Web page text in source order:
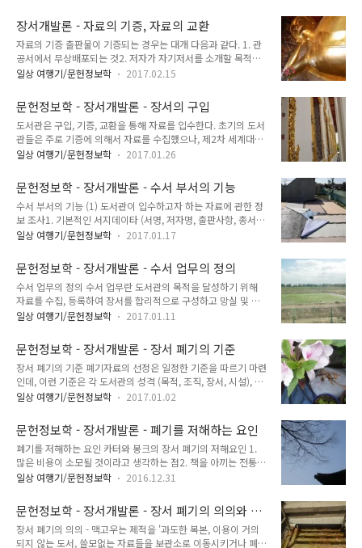
하면 장서는 선대의 정신문화와 교감하고, 당대의 지식세계를 이
해하며, 후대의 학습..
대학도서관의 경우 대개 방학을 이용해 실시- 장서수가 많은 도
서관에서는 주제분야별로 부분적인 점검을 실시하기도 함 - 점
검 절차는 먼저 대출을 중지하고 서가에 꽂힌 책이 청구번호순으
로 제대로 배열되어 있는지의 서가정돈을 함.- 그 다음 서가목록
카드와 서가에 꽂혀진 책을 대조하여 점검. - 점검 결과 책이 없
는 분실도서 목록을 작성.- 분실 도서가 3년 동안 계속해서 나타
나지 않는 경우 제적. - ..
장서개발론 - 자료의 기증, 자료의 교환
자료의 기증 출판물이 기증되는 경우는 대개 다음과 같다. 1. 관
공서에서 무상배포되는 것2. 저자가 자기저서를 소개할 목적으
로 하는 것3. 개인 및 단체에서 호의로 하는 것4. 도서관으로부
가 있다.1. 불필요한 복본자료의 교환2. 도서관간에 새로운 자료
의 교환 이러한 교환은 상호 교환협정을 체결해 이루어진다. 교
환방법은 형태에 따라 포괄교환과 선택교환으로 나눌 수 있다.
1. 포괄교환- 각 기관간 상호협정에 의해 아무런 조건없이 자관
에서 풀판한 자료나 교환을 위한 자료를 수집해 포괄적으로 상호
가기관, 공공단체나 대학간에 실시 가능 2. 선택교환- 각 교환기
관 자체가 상대기관과 합의해 ..
일상 여행기/문헌정보학 2017.02.15
문헌정보학 - 장서개발론 - 장서의 구입
도서관은 구입, 기증, 교환을 통해 자료를 입수한다. 초기의 도서
관들은 주로 기증에 의해서 자료를 수집했으나, 제2차 세계대전
이후 자료의 생산이 폭발적으로 늘어나게 되자 자료입수 방법이
에서 첫번째 단계는 자료구입산청서를 받아서 효율적으로 서지
사항을 조사할 수 있도록 정리한다. 신청형태는 구두신청, 공식
적인 경로를 통한 신청 등 다양하지만 양식과 방법은 도서관마다
다르다.- 대부분의 신청양식은 다음과 같은 사항을 기입하도록
하고 있다.- 저자, 서명, 출판사, 출판년도, 판차, 가격, 부수, 신청
써 그 자료가 몇 년도에 신청되었는지 식별이 용이하게 하도록
하고 있다. 2. 서지..
일상 여행기/문헌정보학 2017.01.26
문헌정보학 - 장서개발론 - 수서 부서의 기능
수서 부서의 기능 (1) 도서관이 입수하고자 하는 자료에 관한 정
보 조사1. 기본적인 서지데이타 (서명, 저자명, 출판사항, 총서관
계 등)의 기록확보2. 국가서지 및 국제서지와 신청자료를 대조해
구입하지 않도록 신청자료가 도서관에 없으며 주문 중의 자료도
아니라는 것을 확인4. 각 자료에 대해 예상가격과 구입할 수 있
는 공급처를 확인 (2) 구입업무1. 주문서를 발송할 적절한 판매
상 또는 출판사의 선택2. 주문서 작성3. 주문서 발송4. 자료의 도
착시 지불자금의 준비 (3) 주문자료에 대한 기록관리1. 각 자료
접근할 수 있는 파일의 유지2. 주문도서의 상태를 확인하기 위해
미착, ..
일상 여행기/문헌정보학 2017.01.17
문헌정보학 - 장서개발론 - 수서 업무의 정의
수서 업무의 정의 수서 업무란 도서관의 목적을 달성하기 위해
자료를 수집, 등록하여 장서를 합리적으로 구성하고 망실 및 불
용도서를 제적함으로서 도서관 자료를 물품 관리적 측면에서 출
등록, 제본, 제적업무 등으로 이루어짐. - 수서부서에서 하는 업
무1. 구입, 기증, 교환 등을 통한 자료의 입수2. 자료의 검수3. 자
료구입을 위한 예산집행4. 외국 주문자료의 통관업무5. 도서원
부 작성 및 기타 장비 업무6. 미착 자료의 관리7. 장서현황 통계
8. 도서관의 효율적인 장서구성을 위한 장서개발 정책의 수립 및
니라 도서관의 궁극적 목표인 이용자 서비스업무 과정 중의 첫
단계. - 수서..
일상 여행기/문헌정보학 2017.01.11
문헌정보학 - 장서개발론 - 장서 폐기의 기준
장서 폐기의 기준 폐기자료의 선정은 일정한 기준을 따르기 마련
인데, 이런 기준은 각 도서관의 성격 (목적, 조직, 장서, 시설), 자
료 구입예산, 그 도서관이 봉사해야 할 이용자층의 성격, 그들의
성격 등에 따라 결정된다. 일반적인 폐기 자료 선정의 기준은 다
음과 같다. 1. 최종 대출일자- 자료가 10년 이상(혹은 도서관의
유형에 따라 더 짧게 잡을 수도 있다) 대출된 적이 없으면 폐기한
다. (역으로, 자료가 지속적으로 이용되고 있으면 복본을 구입한
다든가 하여 자료를 항상 양호한 상태로 유지시켜 주어야 한다.)
다. 이때 재구입할 것인가를 결정해야 한다. 3. 적시성- 이는..
일상 여행기/문헌정보학 2017.01.02
문헌정보학 - 장서개발론 - 폐기를 저해하는 요인
폐기를 저해하는 요인 카터와 봉크의 장서 폐기의 저해요인 1.
많은 비용이 소모될 것이라고 생각하는 점2. 책을 아끼는 전통적
관념3. 폐기된 자료가 언젠가 다시 이용자로부터 요구도리 지 모
기의 저해요인 1. 장서수에 대한 집착2. 업무를 증가시킬 것이라
는 두려움3. 책에 대한 경외4. 폐기 기준 설정의 어려움 이 외에
도 폐기 업무의 실행을 방해하는 장애요인으로 들 수 있는 것은
행정적, 법규적인 제도의 미비- 설혹 폐기의 필요성은 인정한다
일상 여행기/문헌정보학 2016.12.31
문헌정보학 - 장서개발론 - 장서 폐기의 의의와 필
요성
장서 폐기의 의의 - 맥고우는 제적을 '과도한 복본, 이용이 거의
되지 않는 도서, 쓸모없는 자료들을 보관소로 이동시키거나 폐기